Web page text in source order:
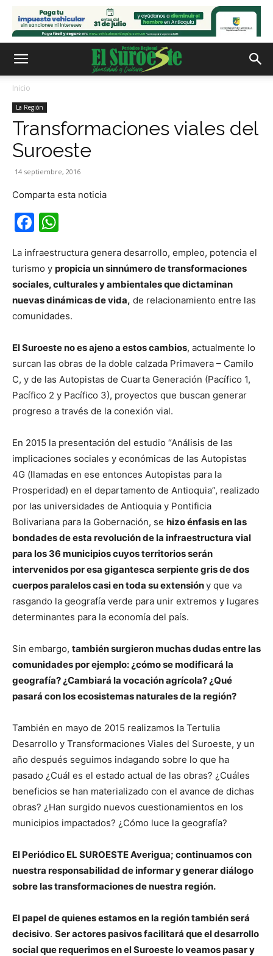
Inicio
La Región
Transformaciones viales del
Suroeste
14 septiembre, 2016
Comparta esta noticia
Facebook
La infraestructura genera desarrollo, empleo, potencia el
turismo y propicia un sinnúmero de transformaciones
sociales, culturales y ambientales que dictaminan
nuevas dinámicas de vida, de relacionamiento entre las
comunidades.
El Suroeste no es ajeno a estos cambios, actualmente lo
surcan las obras de la doble calzada Primavera – Camilo
C, y de las Autopistas de Cuarta Generación (Pacífico 1,
Pacífico 2 y Pacífico 3), proyectos que buscan generar
progreso a través de la conexión vial.
En 2015 la presentación del estudio “Análisis de las
implicaciones sociales y económicas de las Autopistas
4G (llamadas en ese entonces Autopistas para la
Prosperidad) en el departamento de Antioquia”, realizado
por las universidades de Antioquia y Pontificia
Bolivariana para la Gobernación, se hizo énfasis en las
bondades de esta revolución de la infraestructura vial
para los 36 municipios cuyos territorios serán
intervenidos por esa gigantesca serpiente gris de dos
cuerpos paralelos casi en toda su extensióny que va
rasgando la geografía verde para unir extremos y lugares
determinantes para la economía del país.
Sin embargo, también surgieron muchas dudas entre las
comunidades por ejemplo: ¿cómo se modificará la
geografía? ¿Cambiará la vocación agrícola? ¿Qué
pasará con los ecosistemas naturales de la región?
También en mayo de 2015 realizamos la Tertulia
Desarrollo y Transformaciones Viales del Suroeste, y un
año después seguimos indagando sobre lo que ha
pasado ¿Cuál es el estado actual de las obras? ¿Cuáles
beneficios se han materializado con el avance de dichas
obras? ¿Han surgido nuevos cuestionamientos en los
municipios impactados? ¿Cómo luce la geografía?
El Periódico EL SUROESTE Averigua; continuamos con
nuestra responsabilidad de informar y generar diálogo
sobre las transformaciones de nuestra región.
El papel de quienes estamos en la región también será
decisivo. Ser actores pasivos facilitará que el desarrollo
social que requerimos en el Suroeste lo veamos pasar y